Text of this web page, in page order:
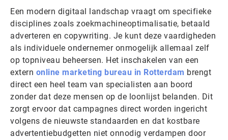
Een modern digitaal landschap vraagt om specifieke
disciplines zoals zoekmachineoptimalisatie, betaald
adverteren en copywriting. Je kunt deze vaardigheden
als individuele ondernemer onmogelijk allemaal zelf
op topniveau beheersen. Het inschakelen van een
extern online marketing bureau in Rotterdam brengt
direct een heel team van specialisten aan boord
zonder dat deze mensen op de loonlijst belanden. Dit
zorgt ervoor dat campagnes direct worden ingericht
volgens de nieuwste standaarden en dat kostbare
advertentiebudgetten niet onnodig verdampen door